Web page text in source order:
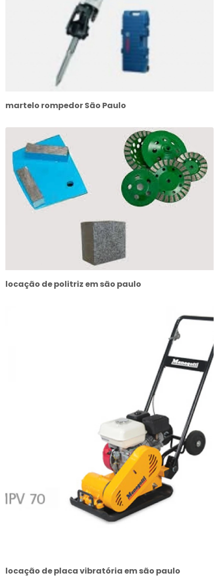
martelo rompedor São Paulo
locação de politriz em são paulo
locação de placa vibratória em são paulo